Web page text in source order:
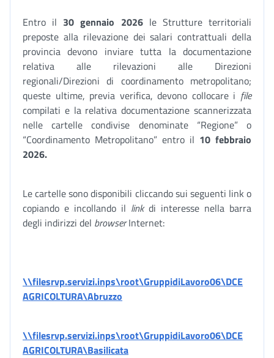
Entro il 30 gennaio 2026 le Strutture territoriali
preposte alla rilevazione dei salari contrattuali della
provincia devono inviare tutta la documentazione
relativa alle rilevazioni alle Direzioni
regionali/Direzioni di coordinamento metropolitano;
queste ultime, previa verifica, devono collocare i file
compilati e la relativa documentazione scannerizzata
nelle cartelle condivise denominate “Regione” o
“Coordinamento Metropolitano” entro il 10 febbraio
2026.
Le cartelle sono disponibili cliccando sui seguenti link o
copiando e incollando il linkdi interesse nella barra
degli indirizzi del browserInternet:
\\filesrvp.servizi.inps\root\GruppidiLavoro06\DCE
AGRICOLTURA\Abruzzo
\\filesrvp.servizi.inps\root\GruppidiLavoro06\DCE
AGRICOLTURA\Basilicata